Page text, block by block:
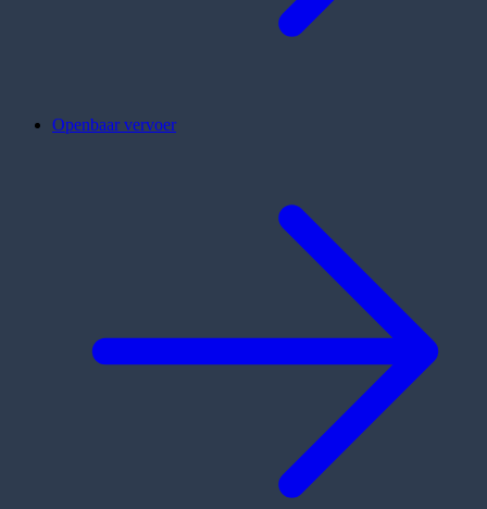
Openbaar vervoer